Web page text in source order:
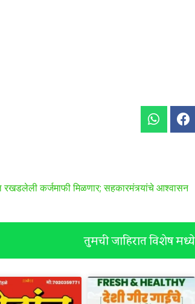
रखडलेली कर्जमाफी मिळणार; सहकारमंत्र्यांचे आश्वासन
तुमची जाहिरात विशेष